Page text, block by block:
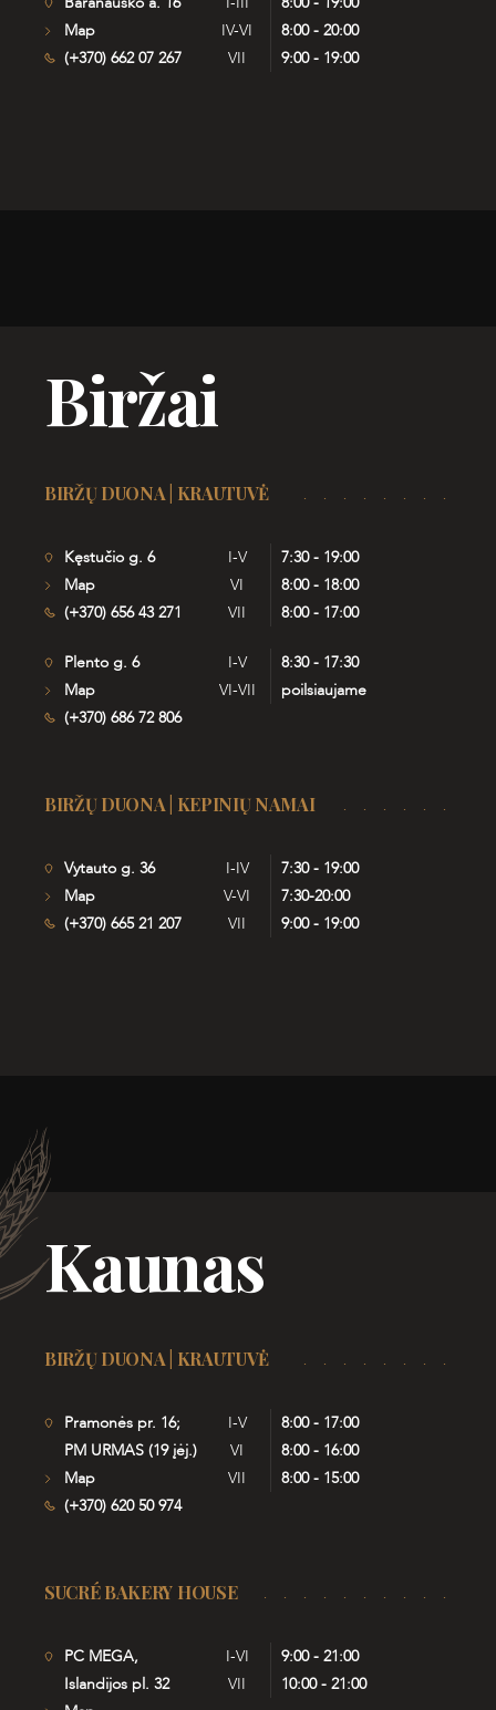
Map
(+370) 662 07 267
IV-VI
8:00 - 20:00
VII
9:00 - 19:00
Biržai
BIRŽŲ DUONA | KRAUTUVĖ
Kęstučio g. 6
Map
(+370) 656 43 271
I-V
7:30 - 19:00
VI
8:00 - 18:00
VII
8:00 - 17:00
Plento g. 6
Map
(+370) 686 72 806
I-V
8:30 - 17:30
VI-VII
poilsiaujame
BIRŽŲ DUONA | KEPINIŲ NAMAI
Vytauto g. 36
Map
(+370) 665 21 207
I-IV
7:30 - 19:00
V-VI
7:30-20:00
VII
9:00 - 19:00
Kaunas
BIRŽŲ DUONA | KRAUTUVĖ
Pramonės pr. 16;
PM URMAS (19 įėj.)
Map
(+370) 620 50 974
I-V
8:00 - 17:00
VI
8:00 - 16:00
VII
8:00 - 15:00
SUCRÉ BAKERY HOUSE
PC MEGA,
Islandijos pl. 32
I-VI
9:00 - 21:00
VII
10:00 - 21:00